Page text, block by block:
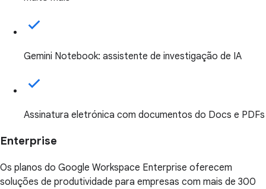
Gemini Notebook: assistente de investigação de IA
Assinatura eletrónica com documentos do Docs e PDFs
Enterprise
Os planos do Google Workspace Enterprise oferecem
soluções de produtividade para empresas com mais de 300